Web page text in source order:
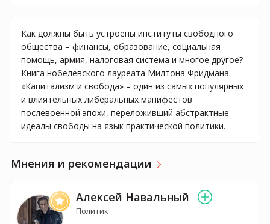
Как должны быть устроены институты свободного
общества – финансы, образование, социальная
помощь, армия, налоговая система и многое другое?
Книга нобелевского лауреата Милтона Фридмана
«Капитализм и свобода» – один из самых популярных
и влиятельных либеральных манифестов
послевоенной эпохи, переложивший абстрактные
идеалы свободы на язык практической политики.
Мнения и рекомендации
Алексей Навальный
Политик